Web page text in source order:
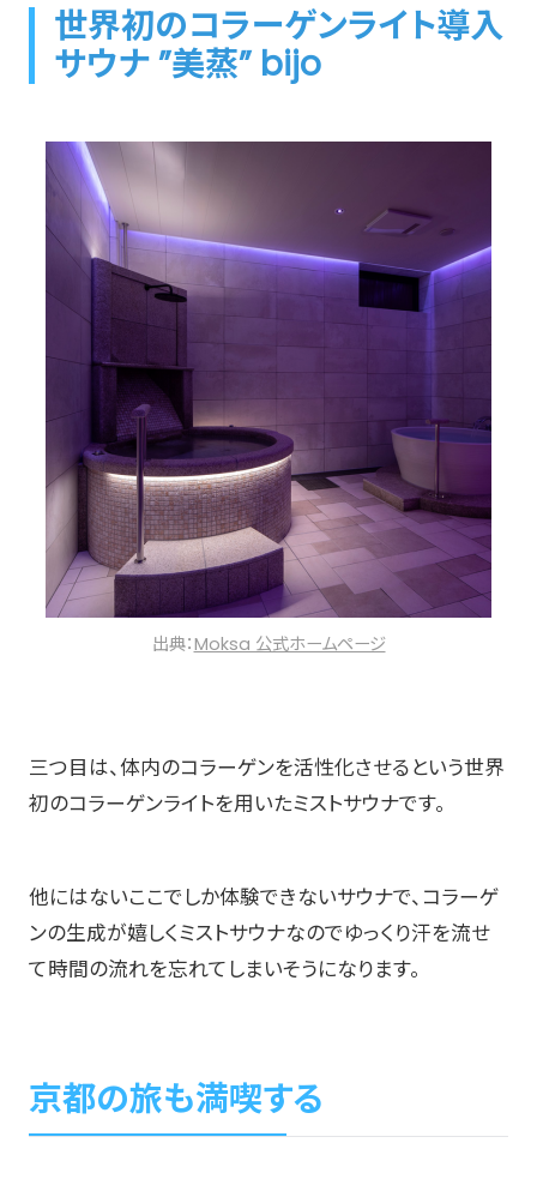
世界初のコラーゲンライト導入
サウナ ”美蒸” bijo
出典：Moksa 公式ホームページ
三つ目は、体内のコラーゲンを活性化させるという世界
初のコラーゲンライトを用いたミストサウナです。
他にはないここでしか体験できないサウナで、コラーゲ
ンの生成が嬉しくミストサウナなのでゆっくり汗を流せ
て時間の流れを忘れてしまいそうになります。
京都の旅も満喫する